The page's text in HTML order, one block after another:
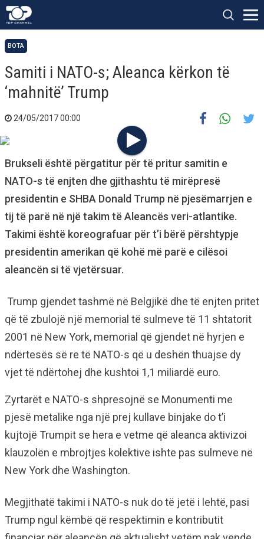
BOTA
Samiti i NATO-s; Aleanca kërkon të
‘mahnitë’ Trump
24/05/2017 00:00
Brukseli është përgatitur për të pritur samitin e
NATO-s të enjten dhe gjithashtu të mirëpresë
presidentin e SHBA Donald Trump në pjesëmarrjen e
tij të parë në një takim të Aleancës veri-atlantike.
Takimi është koreografuar për t’i bërë përshtypje
presidentin amerikan që kohë më parë e cilësoi
aleancën si të vjetërsuar.
Trump gjendet tashmë në Belgjikë dhe të enjten pritet
që të zbulojë një memorial të sulmeve të 11 shtatorit
2001 në New York, memorial që gjendet në hyrjen e
ndërtesës së re të NATO-s që u deshën thuajse dy
vjet të ndërtohej dhe kushtoi 1,1 miliardë euro.
Zyrtarët e NATO-s shpresojnë se Monumenti me
pjesë metalike nga një prej kullave binjake do t’i
kujtojë Trumpit se hera e vetme që aleanca aktivizoi
klauzolën e mbrojtjes kolektive ishte pas sulmeve në
New York dhe Washington.
Megjithatë takimi i NATO-s nuk do të jetë i lehtë, pasi
Trump ngul këmbë që respektimin e kontributit